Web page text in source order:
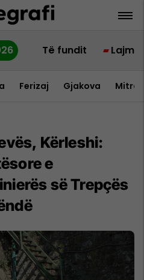
Të fundit Lajme
Ferizaj Gjakova
Kërleshi:
e
së Trepçës